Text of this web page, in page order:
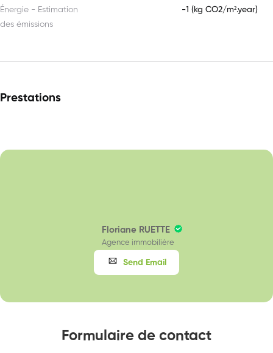
Énergie - Estimation
des émissions
-1 (kg CO2/m².year)
Prestations
Floriane RUETTE
Agence immobilière
Send Email
Formulaire de contact